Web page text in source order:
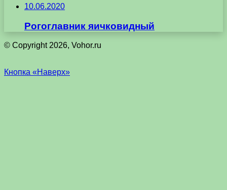
10.06.2020
Рогоглавник яичковидный
© Copyright 2026, Vohor.ru
Кнопка «Наверх»